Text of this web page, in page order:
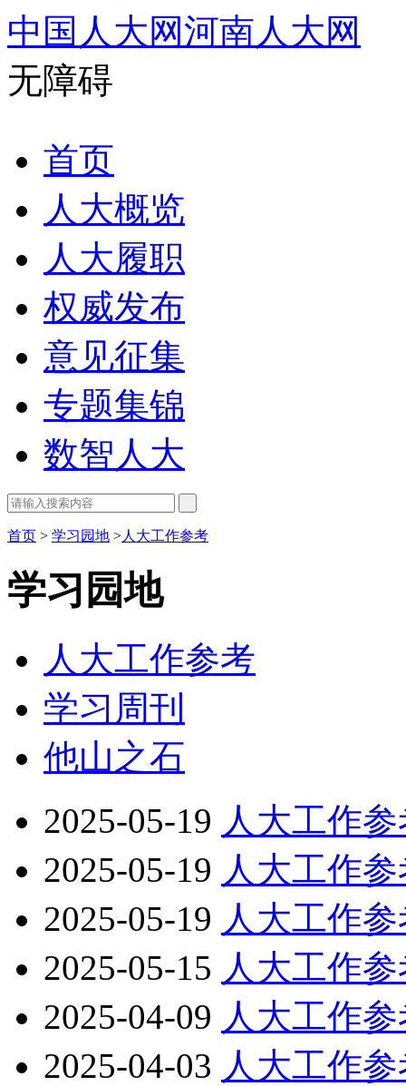
中国人大网河南人大网
无障碍
首页
人大概览
人大履职
权威发布
意见征集
专题集锦
数智人大
首页 > 学习园地 >人大工作参考
学习园地
人大工作参考
学习周刊
他山之石
2025-05-19 人大工作
2025-05-19 人大工作
2025-05-19 人大工作
2025-05-15 人大工作
2025-04-09 人大工作
2025-04-03 人大工作